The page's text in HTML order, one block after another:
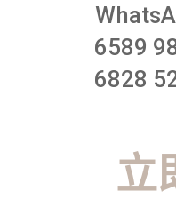
6589
6828
立